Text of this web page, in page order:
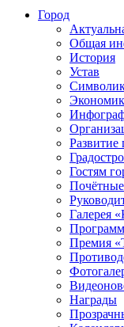
Город
Общая
История
Устав
Развитие
Гостям
Галерея
Премия
Награды